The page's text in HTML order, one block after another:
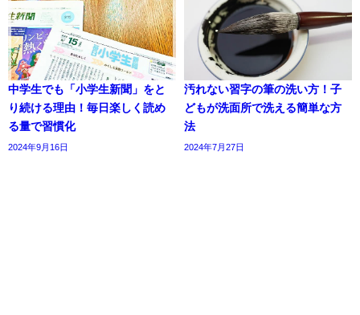
中学生でも「小学生新聞」をと
り続ける理由！毎日楽しく読め
る量で習慣化
2024年9月16日
汚れない習字の筆の洗い方！子
どもが洗面所で洗える簡単な方
法
2024年7月27日